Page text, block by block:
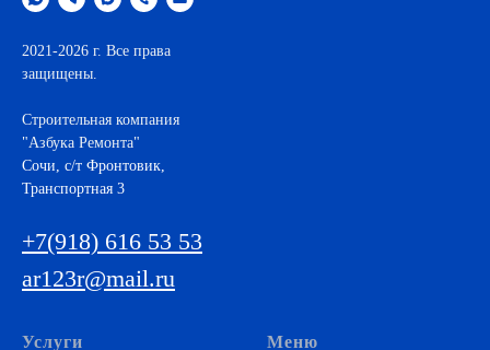
2021-2026 г. Все права
защищены.
Строительная компания
"Азбука Ремонта"
Cочи, с/т Фронтовик,
Транспортная 3
+7(918) 616 53 53
ar123r@mail.ru
Услуги Меню